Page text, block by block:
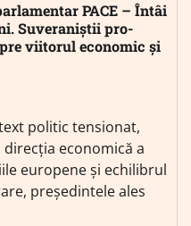
PACE – Întâi
Suveraniștii pro-
viitorul economic și
politic tensionat,
economică a
europene și echilibrul
președintele ales